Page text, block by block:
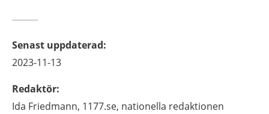
Senast uppdaterad:
2023-11-13
Redaktör:
Ida Friedmann, 1177.se, nationella redaktionen